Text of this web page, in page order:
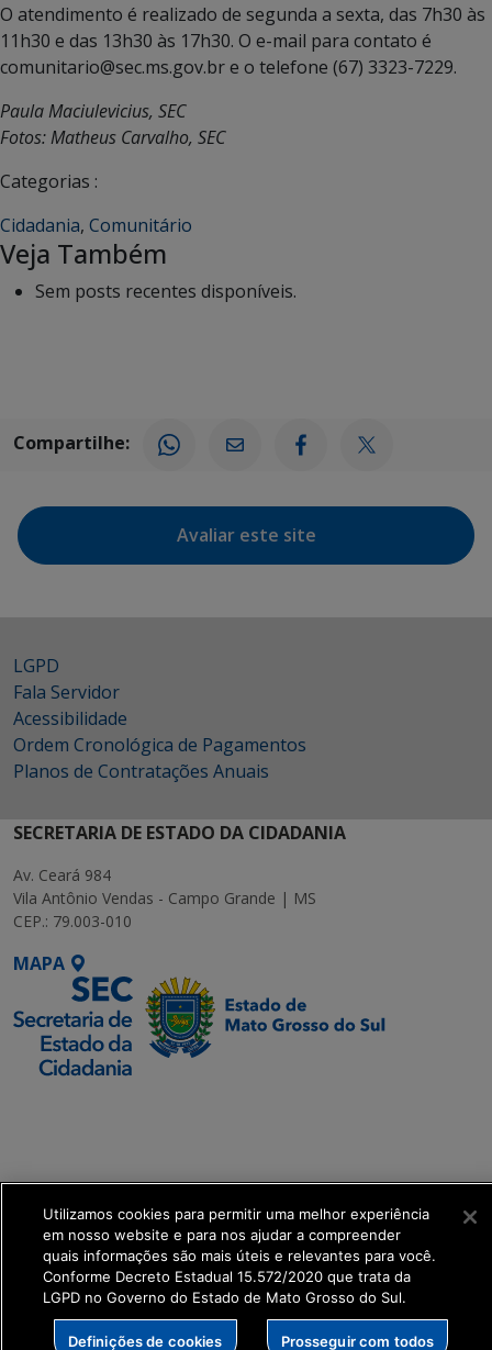
O atendimento é realizado de segunda a sexta, das 7h30 às
11h30 e das 13h30 às 17h30. O e-mail para contato é
comunitario@sec.ms.gov.br e o telefone (67) 3323-7229.
Paula Maciulevicius, SEC
Fotos: Matheus Carvalho, SEC
Categorias :
Cidadania, Comunitário
Veja Também
Sem posts recentes disponíveis.
Compartilhe:
Avaliar este site
LGPD
Fala Servidor
Acessibilidade
Ordem Cronológica de Pagamentos
Planos de Contratações Anuais
SECRETARIA DE ESTADO DA CIDADANIA
Av. Ceará 984
Vila Antônio Vendas - Campo Grande | MS
CEP.: 79.003-010
MAPA
get_footer();
Utilizamos cookies para permitir uma melhor experiência
em nosso website e para nos ajudar a compreender
quais informações são mais úteis e relevantes para você.
Conforme Decreto Estadual 15.572/2020 que trata da
LGPD no Governo do Estado de Mato Grosso do Sul.
Definições de cookies Prosseguir com todos